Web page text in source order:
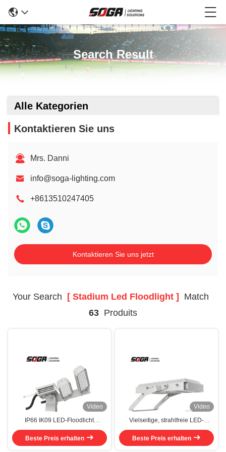
Search Result
Alle Kategorien
Kontaktieren Sie uns
Mrs. Danni
info@soga-lighting.com
+8613510247405
Kontaktieren Sie uns jetzt
Your Search [ Stadium Led Floodlight ]
Match
63 Produits
Video
IP66 IK09 LED-Floodlicht
Dimmbar mit
Meanwell/Sosen/Inventronics-
Treiber
Beste Preis erhalten
Video
Vielseitige, strahlfreie LED-
Leuchten Farbtemperatur 3000K-
6500K L70 Stunde >100 000h
Beste Preis erhalten